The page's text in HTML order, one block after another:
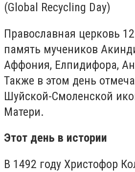
(Global Recycling Day)
Православная церковь
память мучеников
Аффония, Елпидифора,
Также в этом день
Шуйской-Смоленской
Матери.
Этот день в истории
В 1492 году Христофор